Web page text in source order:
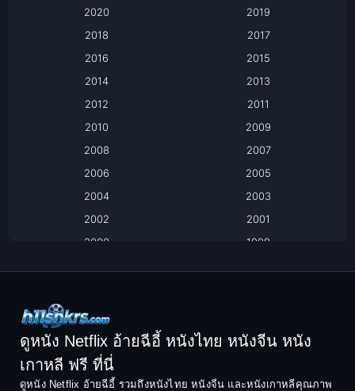
Based on a True Story เรื่องจริง
Based on a True Story เรื่องจริง
Comedy ตลก
2020
2019
2018
2017
2016
2015
2014
2013
2012
2011
2010
2009
2008
2007
2006
2005
2004
2003
2002
2001
2000
1999
1994
1992
1991
1990
1988
1987
ดูหนัง Netflix อ้ายฉีอี้ หนังไทย หนังจีน หนัง
เกาหลี ฟรี ที่นี่
ดูหนัง Netflix อ้ายฉีอี้ รวมถึงหนังไทย หนังจีน และหนังเกาหลีคุณภาพ